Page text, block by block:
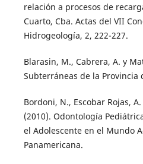
relación a procesos de
Cuarto, Cba. Actas del VII
Hidrogeología, 2, 222-227.
Blarasin, M., Cabrera, A. y
Subterráneas de la Provincia
Bordoni, N., Escobar Rojas,
(2010). Odontología
el Adolescente en el Mundo
Panamericana.